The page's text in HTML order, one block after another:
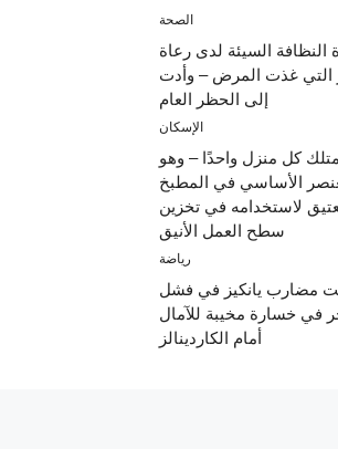
الصحة
النظافة السيئة لدى رعاة
التي غذت المرض – وأدت
إلى الحظر العام
الإسكان
كل منزل واحدًا – وهو
الأساسي في المطبخ
لاستخدامه في تخزين
سطح العمل الأنيق
رياضة
مضارب يانكيز في فشل
في خسارة مخيبة للآمال
أمام الكاردينالز